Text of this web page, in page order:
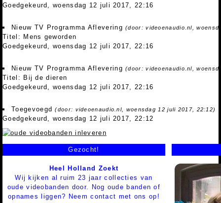
Goedgekeurd, woensdag 12 juli 2017, 22:16
Nieuw TV Programma Aflevering(door: videoenaudio.nl,
Titel: Mens geworden
Goedgekeurd, woensdag 12 juli 2017, 22:16
Nieuw TV Programma Aflevering(door: videoenaudio.nl,
Titel: Bij de dieren
Goedgekeurd, woensdag 12 juli 2017, 22:16
Toegevoegd(door: videoenaudio.nl, woensdag 12 juli 2017, 22:12)
Goedgekeurd, woensdag 12 juli 2017, 22:12
Gezocht!
Heel Holland Zoekt
Wij kijken al ruim 23 jaar collecties van
oude videobanden door. Nog oude banden of
opnames liggen? Neem contact met ons op!